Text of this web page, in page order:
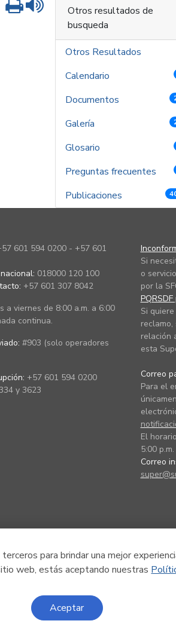
para brindar una mejor
web, estás aceptando nuestras
Aceptar
siguiente
Otros resultados de
busqueda
Otros Resultados
Calendario
Documentos
Galería
Glosario
Preguntas frecuentes
Publicaciones
601 594 0200 - +57 601
018000 120 100
+57 601 307 8042
a viernes de 8:00 a.m. a 6:00
continua.
#903 (solo operadores
+57 601 594 0200
y 3623
Si
o
por la
Si
relación
esta
Correo
Para el
El
5:00 p.m.
Correo